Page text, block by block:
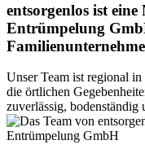
entsorgenlos ist
Entrümpelung
Unser Team ist regional
die örtlichen
zuverlässig, bodenständig